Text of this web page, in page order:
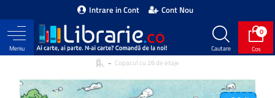
Intrare in Cont Cont Nou
0
Copacul cu 26 de etaje